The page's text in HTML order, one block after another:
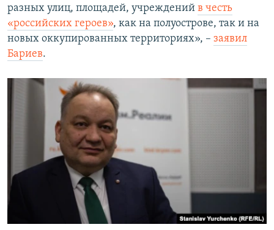
разных улиц, площадей, учреждений в честь
«российских героев», как на полуострове, так и на
новых оккупированных территориях», – заявил
Бариев.